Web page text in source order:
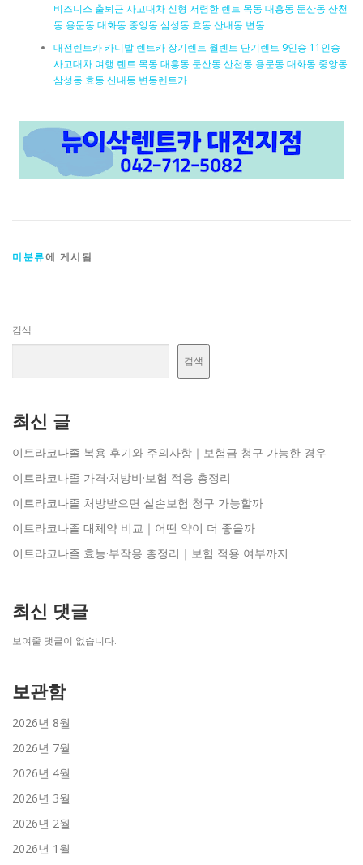
비즈니스 출퇴근 사고대차 신형 저렴한 렌트 목동 대흥동 둔산동 산천
동 용문동 대화동 중앙동 삼성동 효동 산내동 변동
대전렌트카 카니발 렌트카 장기렌트 월렌트 단기렌트 9인승 11인승
사고대차 여행 렌트 목동 대흥동 둔산동 산천동 용문동 대화동 중앙동
삼성동 효동 산내동 변동렌트카
미분류에 게시됨
검색
검색
최신 글
이트라코나졸 복용 후기와 주의사항｜보험금 청구 가능한 경우
이트라코나졸 가격·처방비·보험 적용 총정리
이트라코나졸 처방받으면 실손보험 청구 가능할까
이트라코나졸 대체약 비교｜어떤 약이 더 좋을까
이트라코나졸 효능·부작용 총정리｜보험 적용 여부까지
최신 댓글
보여줄 댓글이 없습니다.
보관함
2026년 8월
2026년 7월
2026년 4월
2026년 3월
2026년 2월
2026년 1월